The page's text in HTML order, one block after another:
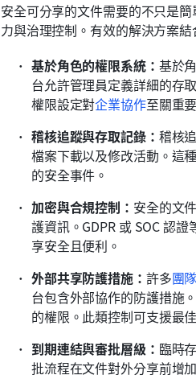
安全可分享的文件需要的不只是
力與治理控制。有效的解決方案
基於角色的權限系統： 基於
台允許管理員定義詳細的存
權限設定對企業協作至關重
稽核追蹤與存取記錄： 稽核
檔案下載以及修改活動。這
的安全事件。
加密與合規控制： 安全的文
護資訊。GDPR 或 SOC 認
享安全且便利。
外部共享防護措施： 許多團
台包含外部協作的防護措施
的權限。此類控制可支援最
到期連結與審批層級： 臨時
批流程在文件對外分享前增